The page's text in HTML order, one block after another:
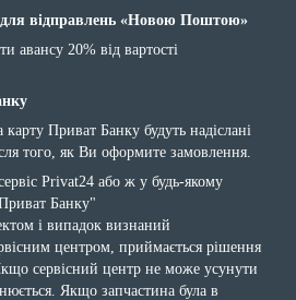
відправлень «Новою Поштою»
авансу 20% від вартості
Приват Банку будуть надіслані
того, як Ви оформите замовлення.
Privat24 або ж у будь-якому
Банку"
і випадок визнаний
центром, приймається рішення
сервісний центр не може усунути
Якщо запчастина була в